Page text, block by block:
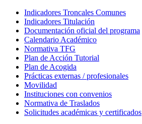
Indicadores Troncales Comunes
Indicadores Titulación
Documentación oficial del programa
Calendario Académico
Normativa TFG
Plan de Acción Tutorial
Plan de Acogida
Prácticas externas / profesionales
Movilidad
Instituciones con convenios
Normativa de Traslados
Solicitudes académicas y certificados